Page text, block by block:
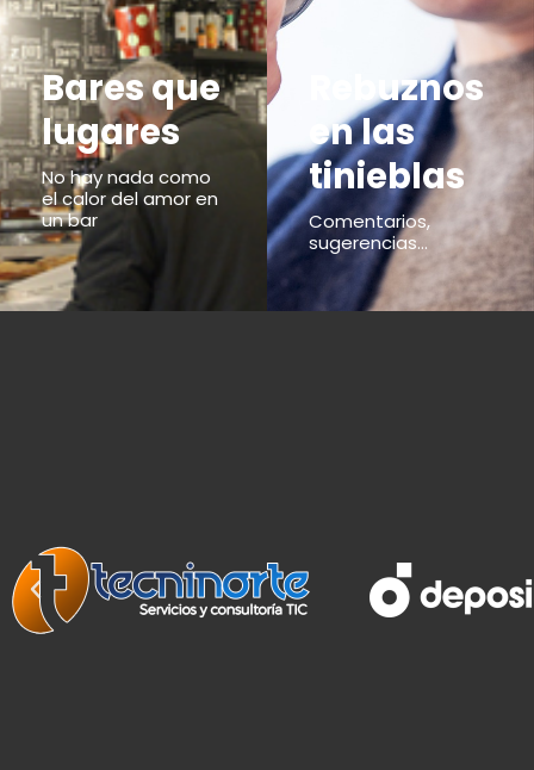
Bares que
lugares
No hay nada como
el calor del amor en
un bar
Rebuznos
en las
tinieblas
Comentarios,
sugerencias...